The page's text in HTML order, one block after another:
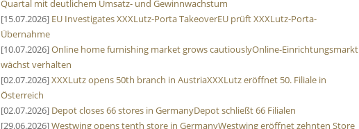
Quartal mit deutlichem Umsatz- und Gewinnwachstum
[15.07.2026] EU Investigates XXXLutz-Porta TakeoverEU prüft XXXLutz-Porta-
Übernahme
[10.07.2026]Online home furnishing market grows cautiouslyOnline-Einrichtungsmarkt
wächst verhalten
[02.07.2026]XXXLutz opens 50th branch in AustriaXXXLutz eröffnet 50. Filiale in
Österreich
[02.07.2026] Depot closes 66 stores in GermanyDepot schließt 66 Filialen
[29.06.2026]Westwing opens tenth store in GermanyWestwing eröffnet zehnten Store